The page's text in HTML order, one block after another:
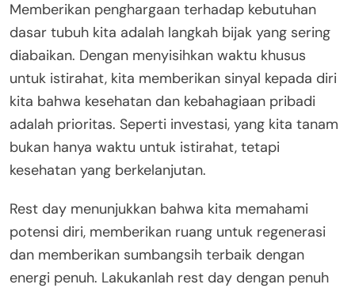
Memberikan penghargaan terhadap kebutuhan
dasar tubuh kita adalah langkah bijak yang sering
diabaikan. Dengan menyisihkan waktu khusus
untuk istirahat, kita memberikan sinyal kepada diri
kita bahwa kesehatan dan kebahagiaan pribadi
adalah prioritas. Seperti investasi, yang kita tanam
bukan hanya waktu untuk istirahat, tetapi
kesehatan yang berkelanjutan.
Rest day menunjukkan bahwa kita memahami
potensi diri, memberikan ruang untuk regenerasi
dan memberikan sumbangsih terbaik dengan
energi penuh. Lakukanlah rest day dengan penuh